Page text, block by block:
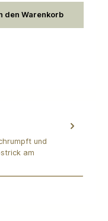
den Warenkorb
und
am